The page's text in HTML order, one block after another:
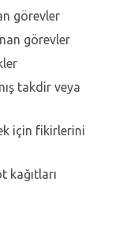
görevler
görevler
takdir veya
için fikirlerini
kağıtları